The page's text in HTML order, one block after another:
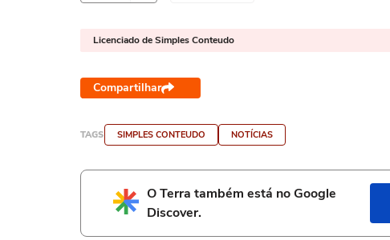
Licenciado de Simples Conteudo
Compartilhar
TAGS SIMPLES CONTEUDO NOTÍCIAS
O Terra também está no Google
Discover.